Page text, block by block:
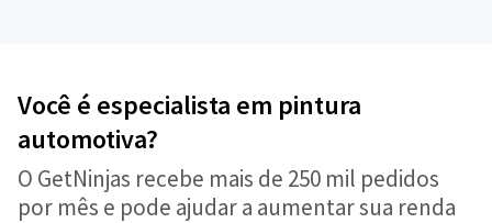
Você é especialista em pintura
automotiva?
O GetNinjas recebe mais de 250 mil pedidos
por mês e pode ajudar a aumentar sua renda